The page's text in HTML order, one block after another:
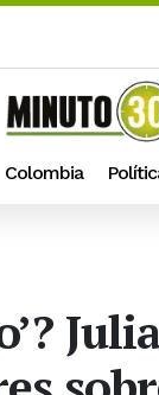
Colombia